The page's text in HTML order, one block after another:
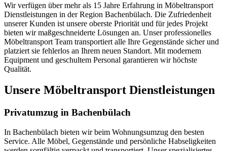
Wir verfügen über mehr als 15 Jahre Erfahrung in Möbeltransport
Dienstleistungen in der Region Bachenbülach. Die Zufriedenheit
unserer Kunden ist unsere oberste Priorität und für jedes Projekt
bieten wir maßgeschneiderte Lösungen an. Unser professionelles
Möbeltransport Team transportiert alle Ihre Gegenstände sicher und
platziert sie fehlerlos an Ihrem neuen Standort. Mit modernem
Equipment und geschultem Personal garantieren wir höchste
Qualität.
Unsere Möbeltransport Dienstleistungen
Privatumzug in Bachenbülach
In Bachenbülach bieten wir beim Wohnungsumzug den besten
Service. Alle Möbel, Gegenstände und persönliche Habseligkeiten